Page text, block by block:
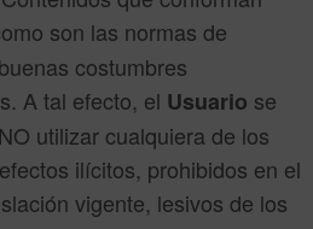
son las normas de
costumbres
A tal efecto, el Usuario se
utilizar cualquiera de los
ilícitos, prohibidos en el
vigente, lesivos de los